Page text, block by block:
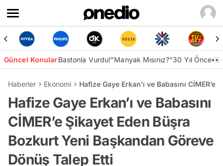
Güncel KonularBastonla Vurdu!"Manyak Mısınız?"30 Yıl Önce👀
Haberler Ekonomi Hafize Gaye Erkan’ı ve Babasını
Hafize Gaye Erkan’ı ve Babasını
CİMER’e Şikayet Eden Büşra
Bozkurt Yeni Başkandan Göreve
Dönüş Talep Etti